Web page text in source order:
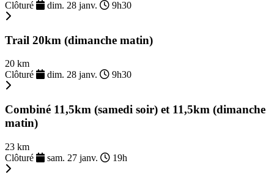
Clôturé
dim. 28 janv. 9h30
Trail 20km (dimanche matin)
20 km
Clôturé
dim. 28 janv. 9h30
Combiné 11,5km (samedi soir) et 11,5km (dimanche
matin)
23 km
Clôturé
sam. 27 janv. 19h